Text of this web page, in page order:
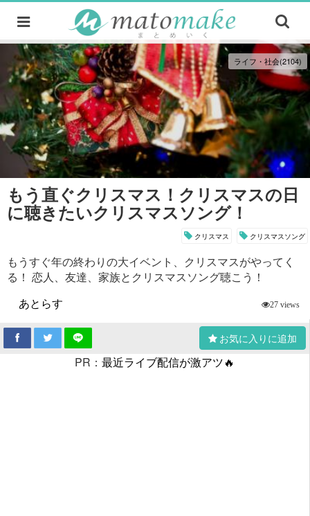
ライフ・社会(2104)
もう直ぐクリスマス！クリスマスの日
に聴きたいクリスマスソング！
クリスマス クリスマスソング
もうすぐ年の終わりの大イベント、クリスマスがやってく
る！ 恋人、友達、家族とクリスマスソング聴こう！
あとらす
27 views
お気に入りに追加
PR： 最近ライブ配信が激アツ🔥